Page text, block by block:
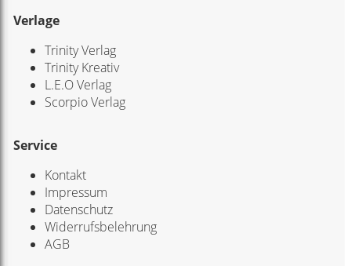
Verlage
Trinity Verlag
Trinity Kreativ
L.E.O Verlag
Scorpio Verlag
Service
Kontakt
Impressum
Datenschutz
Widerrufsbelehrung
AGB